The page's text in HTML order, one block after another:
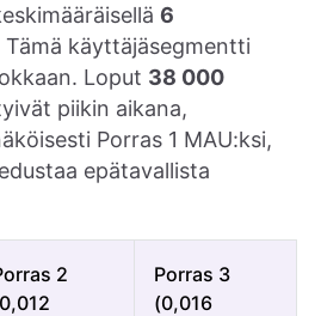
6
Tämä käyttäjäsegmentti
Loput 38 000
piikin aikana,
Porras 1 MAU:ksi,
epätavallista
2
Porras 3
(0,016